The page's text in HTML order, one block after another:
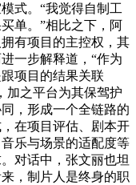
式。“我觉得自制工
单。”相比之下，阿
有项目的主控权，其
一步解释道，“作为
项目的结果关联
加之平台为其保驾护
，形成一个全链路的
在项目评估、剧本开
乐与场景的适配度等
对话中，张文丽也坦
，制片人是终身的职